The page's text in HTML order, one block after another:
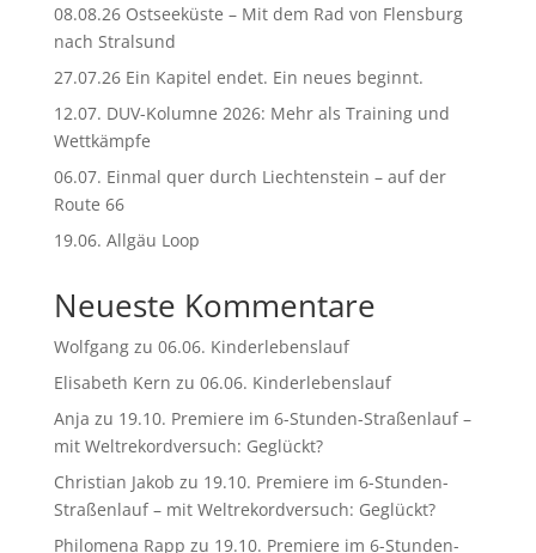
08.08.26 Ostseeküste – Mit dem Rad von Flensburg
nach Stralsund
27.07.26 Ein Kapitel endet. Ein neues beginnt.
12.07. DUV-Kolumne 2026: Mehr als Training und
Wettkämpfe
06.07. Einmal quer durch Liechtenstein – auf der
Route 66
19.06. Allgäu Loop
Neueste Kommentare
Wolfgangzu 06.06. Kinderlebenslauf
Elisabeth Kern zu 06.06. Kinderlebenslauf
Anja zu 19.10. Premiere im 6-Stunden-Straßenlauf –
mit Weltrekordversuch: Geglückt?
Christian Jakob zu 19.10. Premiere im 6-Stunden-
Straßenlauf – mit Weltrekordversuch: Geglückt?
Philomena Rapp zu 19.10. Premiere im 6-Stunden-